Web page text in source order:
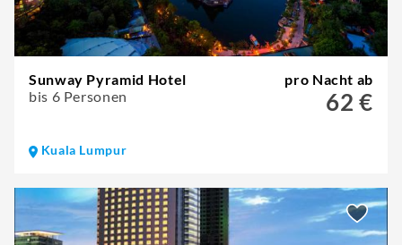
Sunway Pyramid Hotel
bis 6 Personen
pro Nacht ab
62 €
Kuala Lumpur